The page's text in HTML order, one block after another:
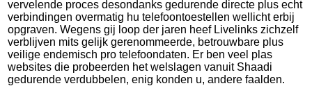
vervelende proces desondanks gedurende directe plus echt
verbindingen overmatig hu telefoontoestellen wellicht erbij
opgraven. Wegens gij loop der jaren heef Livelinks zichzelf
verblijven mits gelijk gerenommeerde, betrouwbare plus
veilige endemisch pro telefoondaten. Er ben veel plas
websites die probeerden het welslagen vanuit Shaadi
gedurende verdubbelen, enig konden u, andere faalden.